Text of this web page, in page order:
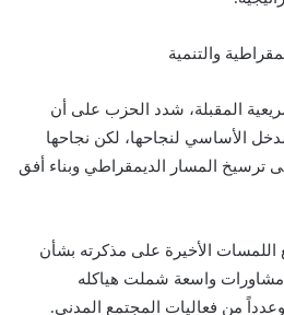
والتنمية
المقبلة، شدد الحزب على أن
الأساسي لنجاحها، لكن نجاحها
ترسيخ المسار الديمقراطي وبناء أفق
الأخيرة على مذكرته بشأن
مشاورات واسعة شملت هياكله
وعدداً من فعاليات المجتمع المدني.